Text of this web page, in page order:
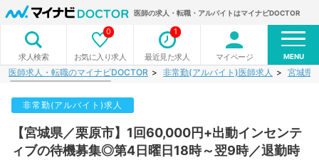
医師の求人・転職・アルバイトはマイナビDOCTOR
求人検索 お気に入り求人
0
最近見た求人
1
マイページ MENU
医師求人・転職のマイナビDOCTOR 非常勤(アルバイト)医師求人 宮城県
非常勤(アルバイト)求人
【宮城県／栗原市】1回60,000円+出動インセンテ
ィブの待機募集◎第4日曜日18時～翌9時／退勤時